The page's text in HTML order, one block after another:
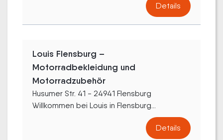
Details
Louis Flensburg –
Motorradbekleidung und
Motorradzubehör
Husumer Str. 41 - 24941 Flensburg
Willkommen bei Louis in Flensburg...
Details